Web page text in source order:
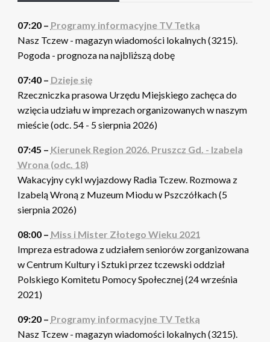
07:20 – Programy informacyjne TV Tetka
Nasz Tczew - magazyn wiadomości lokalnych (3215).
Pogoda - prognoza na najbliższą dobę
07:40 – Dzieje się
Rzeczniczka prasowa Urzędu Miejskiego zachęca do
wzięcia udziału w imprezach organizowanych w naszym
mieście (odc. 54 - 5 sierpnia 2026)
07:45 – Kierunek Region 2026. Pruszcz Gd. - Izabela
Wrona (odc. 18)
Wakacyjny cykl wyjazdowy Radia Tczew. Rozmowa z
Izabelą Wroną z Muzeum Miodu w Pszczółkach (5
sierpnia 2026)
08:00 – Miss i Mister Złotego Wieku 2021
Impreza estradowa z udziałem seniorów zorganizowana
w Centrum Kultury i Sztuki przez tczewski oddział
Polskiego Komitetu Pomocy Społecznej (24 września
2021)
09:20 – Programy informacyjne TV Tetka
Nasz Tczew - magazyn wiadomości lokalnych (3215).